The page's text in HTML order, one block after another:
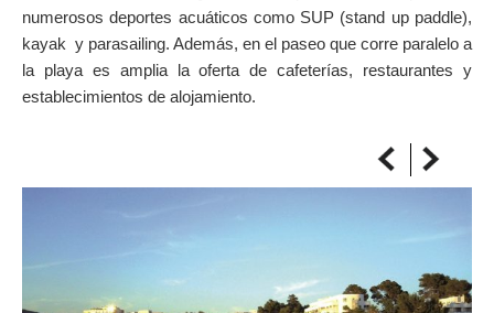
Llega siempre a tu destino
numerosos deportes acuáticos como SUP (stand up paddle),
kayak y parasailing. Además, en el paseo que corre paralelo a
la playa es amplia la oferta de cafeterías, restaurantes y
establecimientos de alojamiento.